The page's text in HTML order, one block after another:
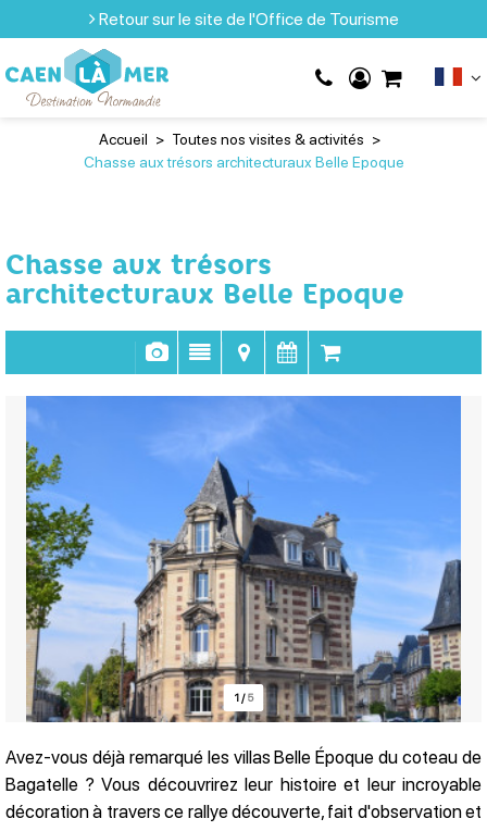
Retour sur le site de l'Office de Tourisme
Accueil > Toutes nos visites & activités >
Chasse aux trésors architecturaux Belle Epoque
Chasse aux trésors
architecturaux Belle Epoque
1/5
Présentation
Avez-vous déjà remarqué les villas Belle Époque du coteau de
Bagatelle ? Vous découvrirez leur histoire et leur incroyable
décoration à travers ce rallye découverte, fait d'observation et